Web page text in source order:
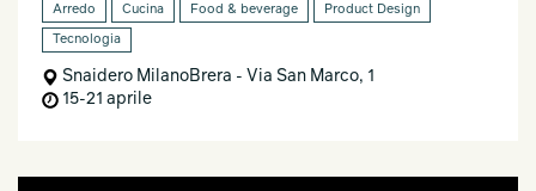
Arredo Cucina Food & beverage Product Design
Tecnologia
Snaidero MilanoBrera - Via San Marco, 1
15-21 aprile